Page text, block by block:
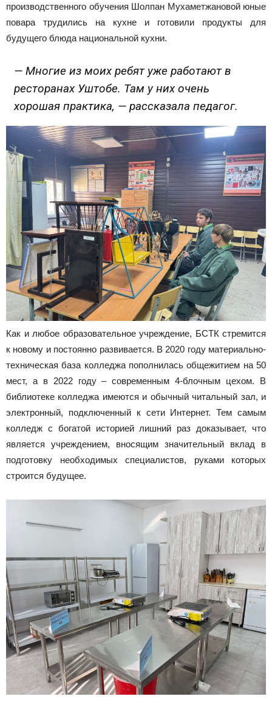
производственного обучения Шолпан Мухаметжановой юные
повара трудились на кухне и готовили продукты для
будущего блюда национальной кухни.
— Многие из моих ребят уже работают в
ресторанах Уштобе. Там у них очень
хорошая практика, — рассказала педагог.
Как и любое образовательное учреждение, БСТК стремится
к новому и постоянно развивается. В 2020 году материально-
техническая база колледжа пополнилась общежитием на 50
мест, а в 2022 году – современным 4-блочным цехом. В
библиотеке колледжа имеются и обычный читальный зал, и
электронный, подключенный к сети Интернет. Тем самым
колледж с богатой историей лишний раз доказывает, что
является учреждением, вносящим значительный вклад в
подготовку необходимых специалистов, руками которых
строится будущее.